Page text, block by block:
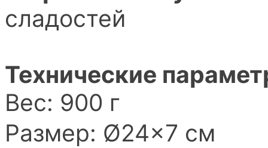
сладостей
Технические
Вес: 900 г
Размер: Ø24×7 см